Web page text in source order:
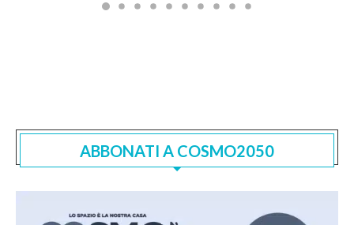
ABBONATI A COSMO2050